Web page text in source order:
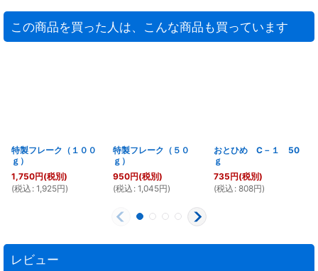
この商品を買った人は、こんな商品も買っています
特製フレーク（１００
ｇ）
1,750円(税別)
(税込 : 1,925円)
特製フレーク（５０
ｇ）
950円(税別)
(税込 : 1,045円)
おとひめ C－１ 50
ｇ
735円(税別)
(税込 : 808円)
レビュー